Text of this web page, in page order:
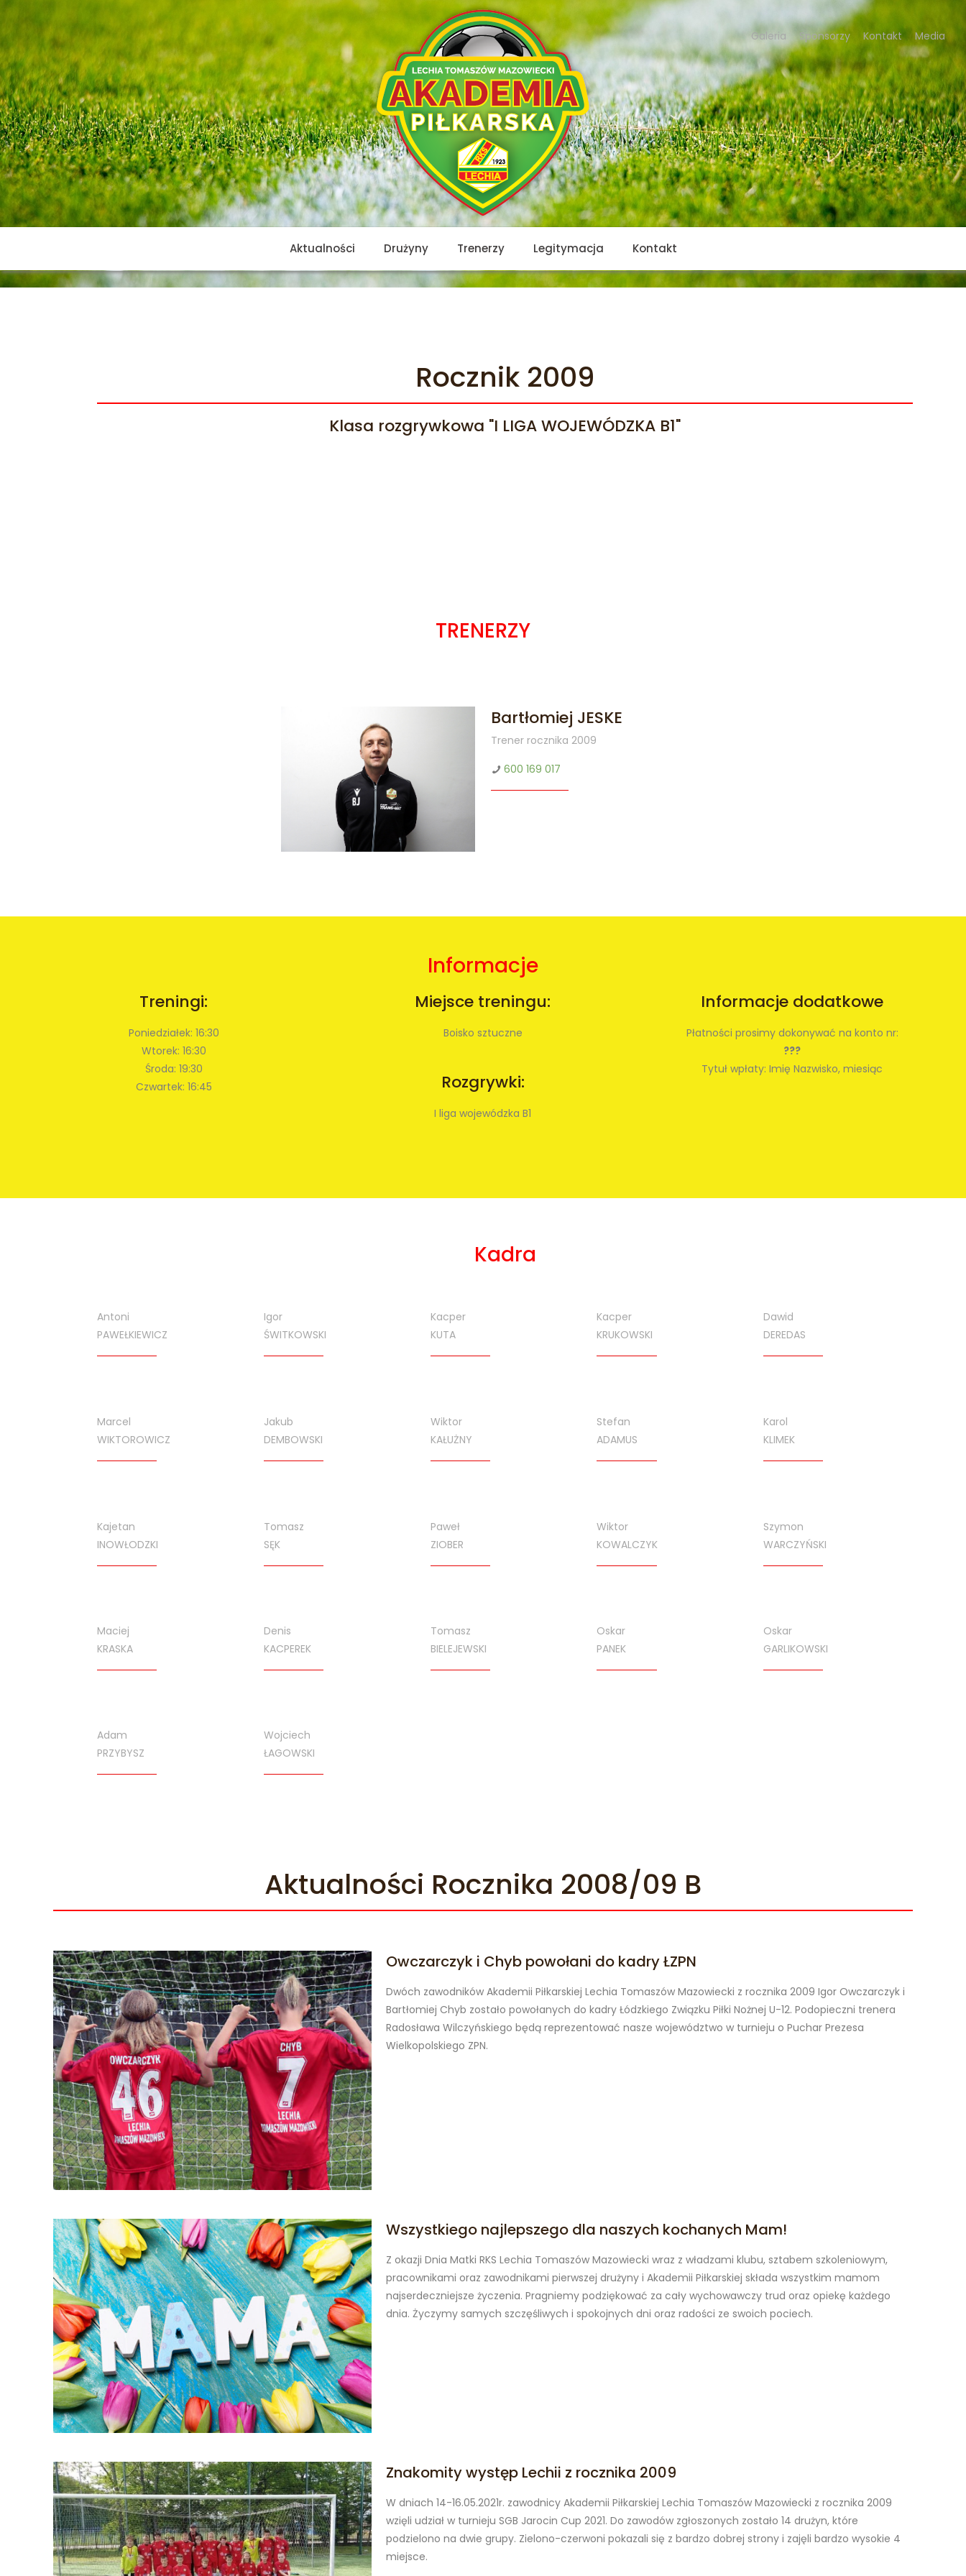
Aktualności Drużyny Trenerzy Legitymacja Kontakt
Galeria Sponsorzy Kontakt Media
Rocznik 2009
Klasa rozgrywkowa "I LIGA WOJEWÓDZKA B1"
TRENERZY
Bartłomiej JESKE
Trener rocznika 2009
600 169 017
Informacje
Treningi:
Poniedziałek: 16:30
Wtorek: 16:30
Środa: 19:30
Czwartek: 16:45
Miejsce treningu:
Boisko sztuczne
Rozgrywki:
I liga wojewódzka B1
Informacje dodatkowe
Płatności prosimy dokonywać na konto nr:
???
Tytuł wpłaty: Imię Nazwisko, miesiąc
Kadra
Antoni
PAWEŁKIEWICZ
Igor
ŚWITKOWSKI
Kacper
KUTA
Kacper
KRUKOWSKI
Dawid
DEREDAS
Marcel
WIKTOROWICZ
Jakub
DEMBOWSKI
Wiktor
KAŁUŻNY
Stefan
ADAMUS
Karol
KLIMEK
Kajetan
INOWŁODZKI
Tomasz
SĘK
Paweł
ZIOBER
Wiktor
KOWALCZYK
Szymon
WARCZYŃSKI
Maciej
KRASKA
Denis
KACPEREK
Tomasz
BIELEJEWSKI
Oskar
PANEK
Oskar
GARLIKOWSKI
Adam
PRZYBYSZ
Wojciech
ŁAGOWSKI
Aktualności Rocznika 2008/09 B
Owczarczyk i Chyb powołani do kadry ŁZPN
Dwóch zawodników Akademii Piłkarskiej Lechia Tomaszów Mazowiecki z rocznika 2009 Igor Owczarczyk i
Bartłomiej Chyb zostało powołanych do kadry Łódzkiego Związku Piłki Nożnej U-12. Podopieczni trenera
Radosława Wilczyńskiego będą reprezentować nasze województwo w turnieju o Puchar Prezesa
Wielkopolskiego ZPN.
Wszystkiego najlepszego dla naszych kochanych Mam!
Z okazji Dnia Matki RKS Lechia Tomaszów Mazowiecki wraz z władzami klubu, sztabem szkoleniowym,
pracownikami oraz zawodnikami pierwszej drużyny i Akademii Piłkarskiej składa wszystkim mamom
najserdeczniejsze życzenia. Pragniemy podziękować za cały wychowawczy trud oraz opiekę każdego
dnia. Życzymy samych szczęśliwych i spokojnych dni oraz radości ze swoich pociech.
Znakomity występ Lechii z rocznika 2009
W dniach 14-16.05.2021r. zawodnicy Akademii Piłkarskiej Lechia Tomaszów Mazowiecki z rocznika 2009
wzięli udział w turnieju SGB Jarocin Cup 2021. Do zawodów zgłoszonych zostało 14 drużyn, które
podzielono na dwie grupy. Zielono-czerwoni pokazali się z bardzo dobrej strony i zajęli bardzo wysokie 4
miejsce.